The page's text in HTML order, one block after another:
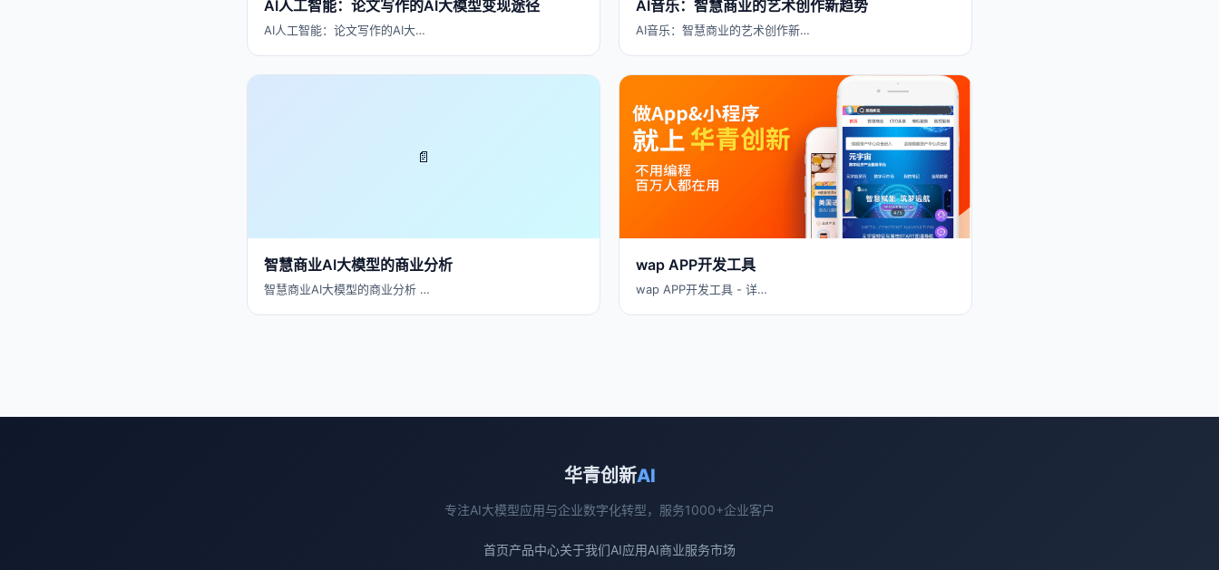
AI人工智能：论文写作的AI大模型变现途径
AI人工智能：论文写作的AI大…
AI音乐：智慧商业的艺术创作新趋势
AI音乐：智慧商业的艺术创作新…
📄
智慧商业AI大模型的商业分析
智慧商业AI大模型的商业分析 …
wap APP开发工具
wap APP开发工具 - 详…
华青创新AI
专注AI大模型应用与企业数字化转型，服务1000+企业客户
首页产品中心关于我们AI应用AI商业服务市场